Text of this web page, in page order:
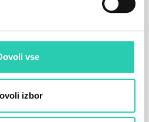
vse
izbor